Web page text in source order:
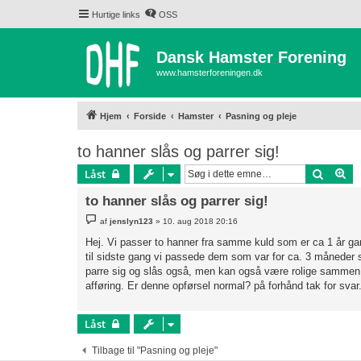
Hurtige links OSS
Dansk Hamster Forening
www.hamsterforeningen.dk
Hjem Forside Hamster Pasning og pleje
to hanner slås og parrer sig!
Låst Søg
to hanner slås og parrer sig!
n
d
l
æ
afjenslyn123 » 10. aug 2018 20:16
Hej. Vi passer to hanner fra samme kuld som er ca 1 år
til sidste gang vi passede dem som var for ca. 3
parre sig og slås også, men kan også være rolige
afføring. Er denne opførsel normal? på forhånd tak for svar.
Låst
Tilbage til "Pasning og pleje"